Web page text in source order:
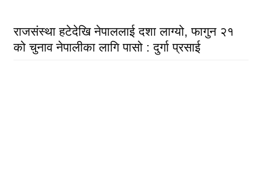
राजसंस्था हटेदेखि नेपाललाई दशा लाग्यो, फागुन २१
को चुनाव नेपालीका लागि पासो : दुर्गा प्रसाई